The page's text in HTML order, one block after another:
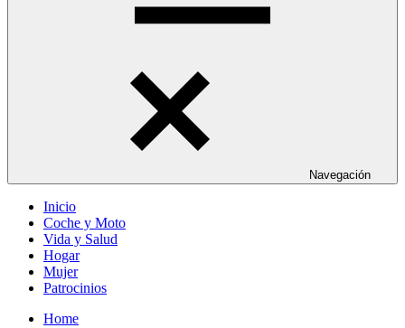
Navegación
Inicio
Coche y Moto
Vida y Salud
Hogar
Mujer
Patrocinios
Home